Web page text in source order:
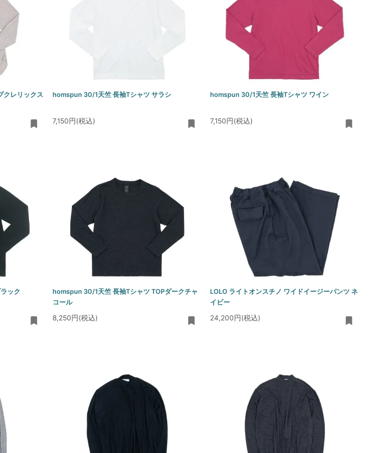
クレリックス
homspun 30/1天竺 長袖Tシャツ サラシ
7,150円(税込)
homspun 30/1天竺 長袖Tシャツ ワイン
7,150円(税込)
ック
homspun 30/1天竺 長袖Tシャツ TOPダークチャ
コール
8,250円(税込)
LOLO ライトオンスチノ ワイドイージーパンツ ネ
イビー
24,200円(税込)